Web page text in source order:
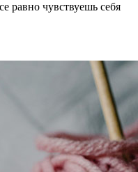
равно чувствуешь себя